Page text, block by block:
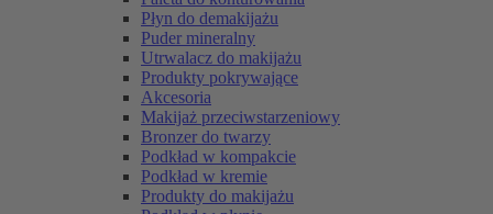
Płyn do demakijażu
Puder mineralny
Utrwalacz do makijażu
Produkty pokrywające
Akcesoria
Makijaż przeciwstarzeniowy
Bronzer do twarzy
Podkład w kompakcie
Podkład w kremie
Produkty do makijażu